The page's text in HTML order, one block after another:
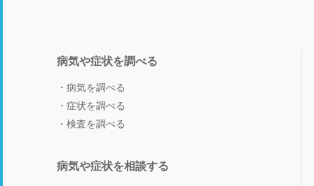
病気や症状を調べる
病気を調べる
症状を調べる
検査を調べる
病気や症状を相談する